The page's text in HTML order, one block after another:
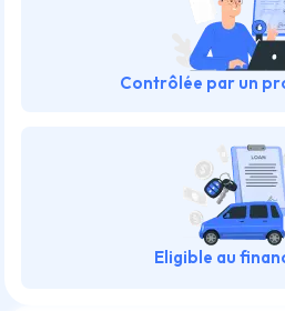
Contrôlée par un
Eligible au